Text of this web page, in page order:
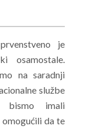
je
osamostale.
na saradnji
službe
bismo imali
da te